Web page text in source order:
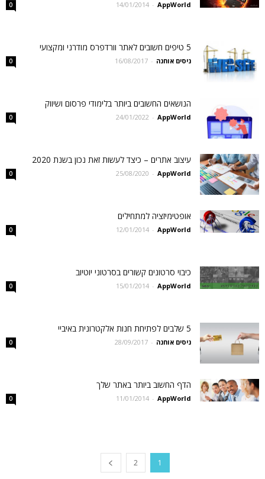
AppWorld
-
14/01/2014
0
5 טיפים חשובים לאתר וורדפרס מודרני ומקצועי
ניסים אוחנה -
16/08/2017
0
הנושאים החשובים ביותר בלימודי פרסום ושיווק
AppWorld
-
24/01/2022
0
עיצוב אתרים – כיצד לעשות זאת נכון בשנת 2020
AppWorld
-
25/08/2020
0
אופטימיזציה למתחילים
AppWorld
-
12/01/2014
0
כיבוי סרטונים קשורים בסרטוני יוטיוב
AppWorld
-
15/01/2014
0
5 שלבים לפתיחת חנות אלקטרונית באיביי
ניסים אוחנה -
28/09/2017
0
הדף החשוב ביותר באתר שלך
AppWorld
-
11/01/2014
0
1
2